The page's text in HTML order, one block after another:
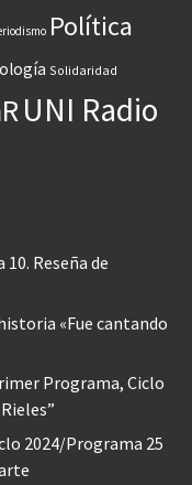
Política
Solidaridad
UNI Radio
10. Reseña de
«Fue cantando
Programa, Ciclo
2024/Programa 25